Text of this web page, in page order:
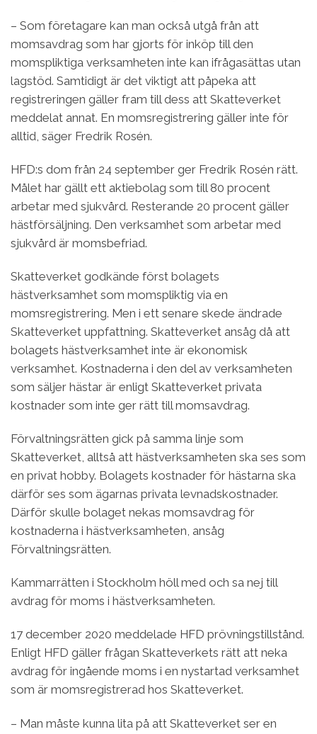
– Som företagare kan man också utgå från att
momsavdrag som har gjorts för inköp till den
momspliktiga verksamheten inte kan ifrågasättas utan
lagstöd. Samtidigt är det viktigt att påpeka att
registreringen gäller fram till dess att Skatteverket
meddelat annat. En momsregistrering gäller inte för
alltid, säger Fredrik Rosén.
HFD:s dom från 24 september ger Fredrik Rosén rätt.
Målet har gällt ett aktiebolag som till 80 procent
arbetar med sjukvård. Resterande 20 procent gäller
hästförsäljning. Den verksamhet som arbetar med
sjukvård är momsbefriad.
Skatteverket godkände först bolagets
hästverksamhet som momspliktig via en
momsregistrering. Men i ett senare skede ändrade
Skatteverket uppfattning. Skatteverket ansåg då att
bolagets hästverksamhet inte är ekonomisk
verksamhet. Kostnaderna i den del av verksamheten
som säljer hästar är enligt Skatteverket privata
kostnader som inte ger rätt till momsavdrag.
Förvaltningsrätten gick på samma linje som
Skatteverket, alltså att hästverksamheten ska ses som
en privat hobby. Bolagets kostnader för hästarna ska
därför ses som ägarnas privata levnadskostnader.
Därför skulle bolaget nekas momsavdrag för
kostnaderna i hästverksamheten, ansåg
Förvaltningsrätten.
Kammarrätten i Stockholm höll med och sa nej till
avdrag för moms i hästverksamheten.
17 december 2020 meddelade HFD prövningstillstånd.
Enligt HFD gäller frågan Skatteverkets rätt att neka
avdrag för ingående moms i en nystartad verksamhet
som är momsregistrerad hos Skatteverket.
– Man måste kunna lita på att Skatteverket ser en